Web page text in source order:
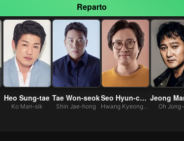
Reparto
Heo Sung-tae
Ko Man-sik
Tae Won-seok
Shin Jae-hong
Seo Hyun-chul
Hwang Kyeong-cheol Oh